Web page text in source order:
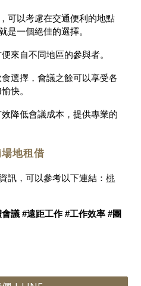
可以考慮在交通便利的地點
是一個絕佳的選擇。
來自不同地區的參與者。
選擇，會議之餘可以享受各
快。
降低會議成本，提供專業的
地租借
訊，可以參考以下連結：桃
議 #遠距工作 #工作效率 #團